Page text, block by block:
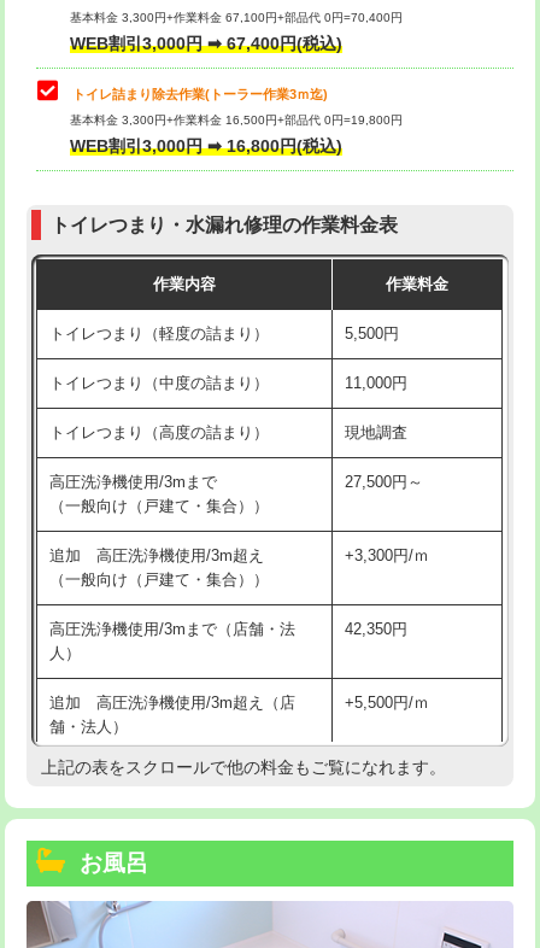
基本料金 3,300円+作業料金 67,100円+部品代 0円=70,400円
WEB割引3,000円 ➡ 67,400円(税込)
トイレ詰まり除去作業(トーラー作業3ｍ迄)
基本料金 3,300円+作業料金 16,500円+部品代 0円=19,800円
WEB割引3,000円 ➡ 16,800円(税込)
トイレつまり・水漏れ修理の作業料金表
作業内容 作業料金
トイレつまり（軽度の詰まり） 5,500円
トイレつまり（中度の詰まり） 11,000円
トイレつまり（高度の詰まり） 現地調査
高圧洗浄機使用/3mまで
（一般向け（戸建て・集合））
27,500円～
追加 高圧洗浄機使用/3m超え
（一般向け（戸建て・集合））
+3,300円/ｍ
高圧洗浄機使用/3mまで（店舗・法
人）
42,350円
追加 高圧洗浄機使用/3m超え（店
舗・法人）
+5,500円/ｍ
高度高圧洗浄換 現地調査
トーラー機使用/3mまで
追加トーラー機使用/3m超え
上記の表をスクロールで他の料金もご覧になれます。
お風呂